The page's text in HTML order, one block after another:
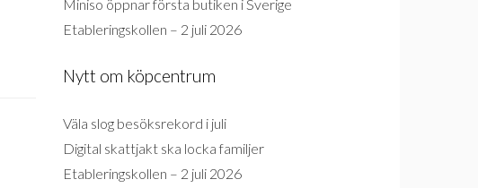
Miniso öppnar första butiken i Sverige
Etableringskollen – 2 juli 2026
Nytt om köpcentrum
Väla slog besöksrekord i juli
Digital skattjakt ska locka familjer
Etableringskollen – 2 juli 2026